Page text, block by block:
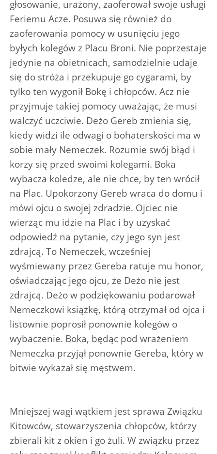
głosowanie, urażony, zaoferował swoje usługi
Feriemu Acze. Posuwa się również do
zaoferowania pomocy w usunięciu jego
byłych kolegów z Placu Broni. Nie poprzestaje
jedynie na obietnicach, samodzielnie udaje
się do stróża i przekupuje go cygarami, by
tylko ten wygonił Bokę i chłopców. Acz nie
przyjmuje takiej pomocy uważając, że musi
walczyć uczciwie. Deżo Gereb zmienia się,
kiedy widzi ile odwagi o bohaterskości ma w
sobie mały Nemeczek. Rozumie swój błąd i
korzy się przed swoimi kolegami. Boka
wybacza koledze, ale nie chce, by ten wrócił
na Plac. Upokorzony Gereb wraca do domu i
mówi ojcu o swojej zdradzie. Ojciec nie
wierząc mu idzie na Plac i by uzyskać
odpowiedź na pytanie, czy jego syn jest
zdrajcą. To Nemeczek, wcześniej
wyśmiewany przez Gereba ratuje mu honor,
oświadczając jego ojcu, że Deżo nie jest
zdrajcą. Deżo w podziękowaniu podarował
Nemeczkowi książkę, którą otrzymał od ojca i
listownie poprosił ponownie kolegów o
wybaczenie. Boka, będąc pod wrażeniem
Nemeczka przyjął ponownie Gereba, który w
bitwie wykazał się męstwem.
Mniejszej wagi wątkiem jest sprawa Związku
Kitowców, stowarzyszenia chłopców, którzy
zbierali kit z okien i go żuli. W związku przez